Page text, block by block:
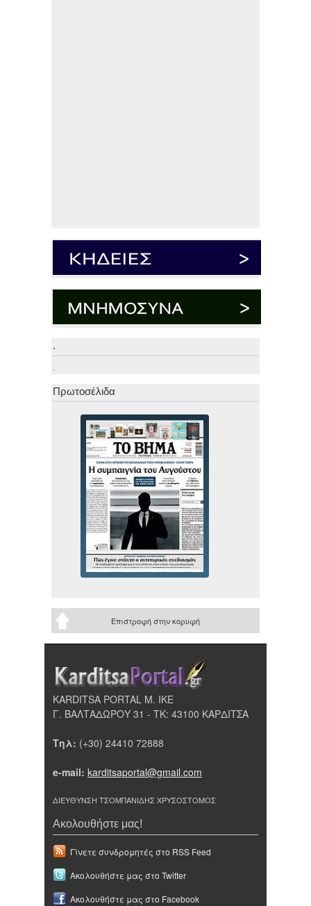
.
.
Πρωτοσέλιδα
Επιστροφή στην κορυφή
KARDITSA PORTAL Μ. ΙΚΕ
Γ. ΒΑΛΤΑΔΩΡΟΥ 31 - ΤΚ: 43100 ΚΑΡΔΙΤΣΑ
Τηλ: (+30) 24410 72888
e-mail: karditsaportal@gmail.com
ΔΙΕΥΘΥΝΣΗ ΤΣΟΜΠΑΝΙΔΗΣ ΧΡΥΣΟΣΤΟΜΟΣ
Ακολουθήστε μας!
Γίνετε συνδρομητές στο RSS Feed
Ακολουθήστε μας στο Twitter
Ακολουθήστε μας στο Facebook